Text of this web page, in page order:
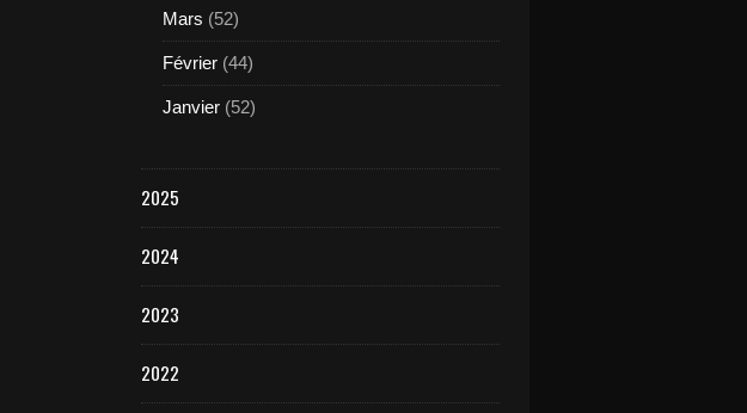
Mars (52)
Février (44)
Janvier (52)
2025
2024
2023
2022